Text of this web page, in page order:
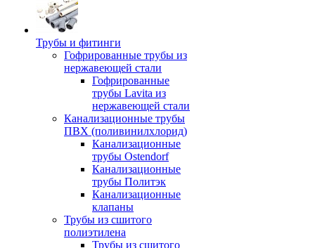
Трубы и фитинги
Гофрированные трубы из
нержавеющей стали
Гофрированные
трубы Lavita из
нержавеющей стали
Канализационные трубы
ПВХ (поливинилхлорид)
Канализационные
трубы Ostendorf
Канализационные
трубы Политэк
Канализационные
клапаны
Трубы из сшитого
полиэтилена
Трубы из сшитого